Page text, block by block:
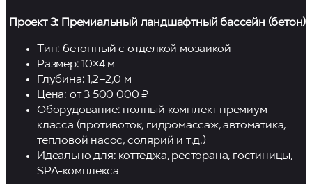
Проект 3: Премиальный ландшафтный бассейн (бетон)
Тип: бетонный с отделкой мозаикой
Размер: 10×4 м
Глубина: 1,2–2,0 м
Цена: от 3 500 000 ₽
Оборудование: полный комплект премиум-
класса (противоток, гидромассаж, автоматика,
тепловой насос, солярий и т.д.)
Идеально для: коттеджа, ресторана, гостиницы,
SPA-комплекса